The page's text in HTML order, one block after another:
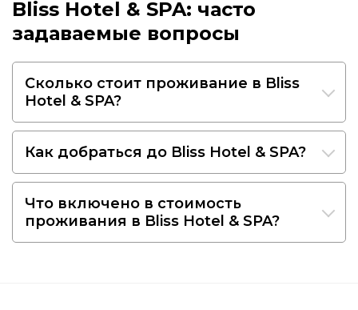
Bliss Hotel & SPA: часто
задаваемые вопросы
Сколько стоит проживание в Bliss
Hotel & SPA?
Как добраться до Bliss Hotel & SPA?
Что включено в стоимость
проживания в Bliss Hotel & SPA?